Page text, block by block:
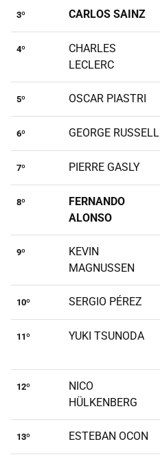
3º CARLOS SAINZ
4º
CHARLES
LECLERC
5º OSCAR PIASTRI
6º GEORGE RUSSELL
7º PIERRE GASLY
8º
FERNANDO
ALONSO
9º
KEVIN
MAGNUSSEN
10º SERGIO PÉREZ
11º YUKI TSUNODA
12º
NICO
HÜLKENBERG
13º ESTEBAN OCON